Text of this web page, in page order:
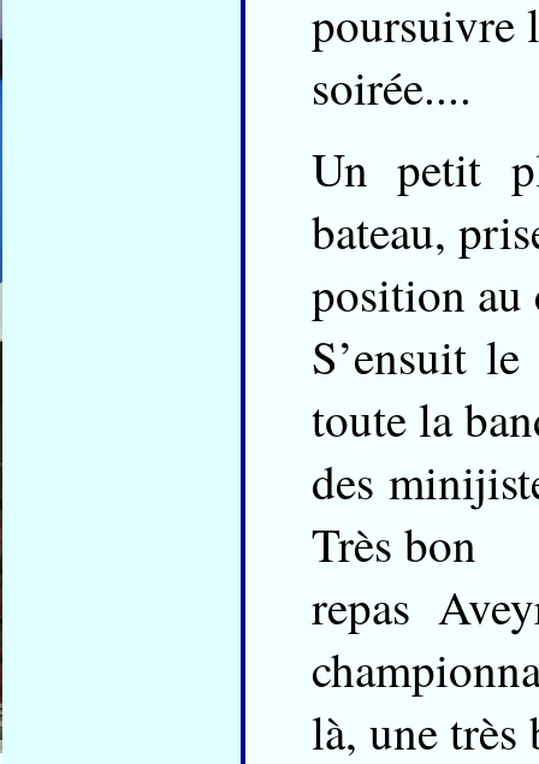
poursuivre
soirée....
Un petit
bateau,
position au
S’ensuit
toute la
des
Très bon
repas
là, une très